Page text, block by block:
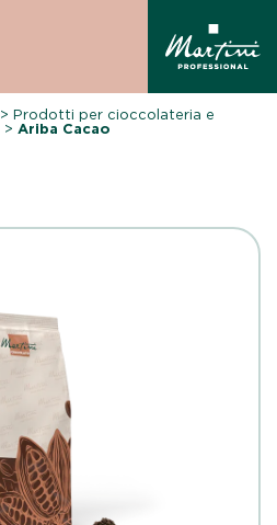
>Prodotti per cioccolateria e
>Ariba Cacao